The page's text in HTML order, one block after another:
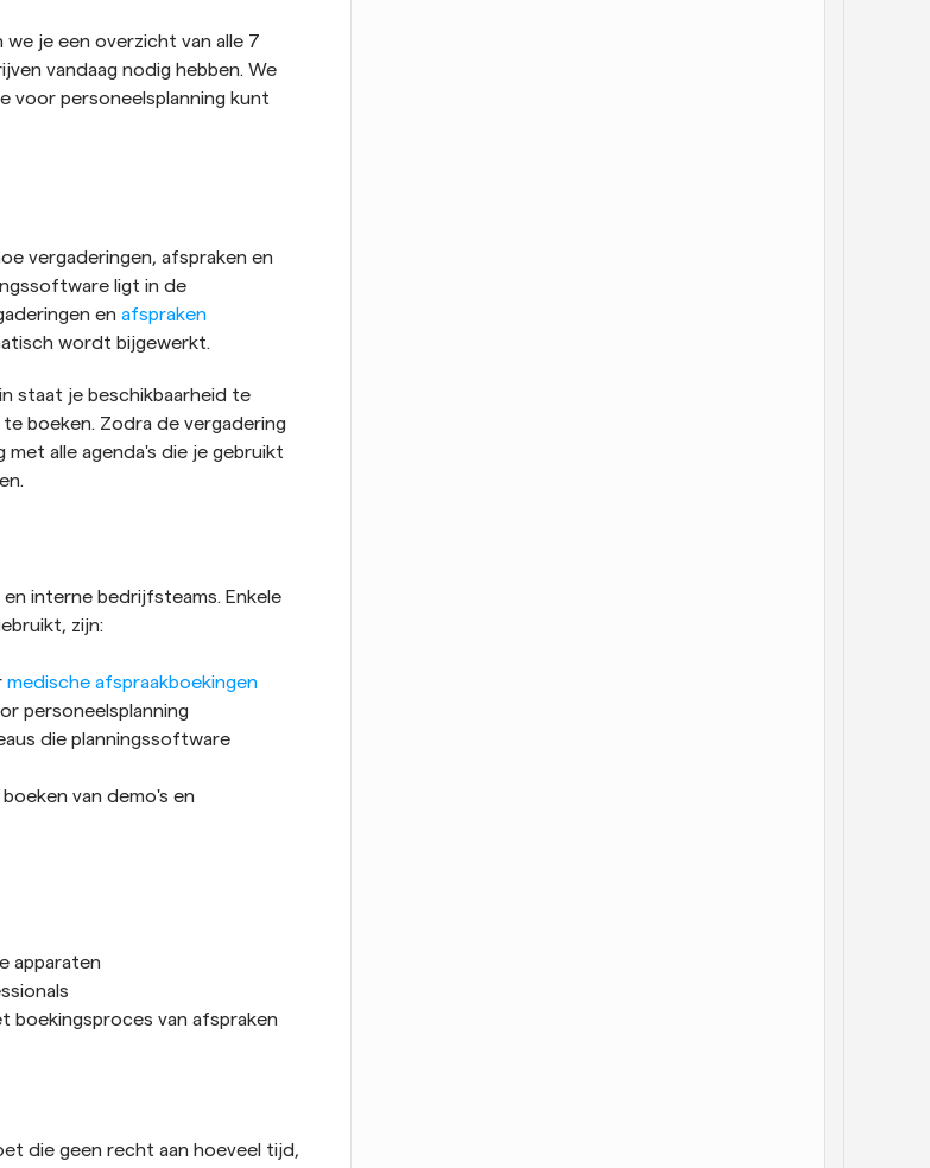
je een overzicht van alle 7
vandaag nodig hebben. We
voor personeelsplanning kunt
vergaderingen, afspraken en
ligt in de
en afspraken
wordt bijgewerkt.
staat je beschikbaarheid te
boeken. Zodra de vergadering
alle agenda's die je gebruikt
interne bedrijfsteams. Enkele
zijn:
medische afspraakboekingen
personeelsplanning
die planningssoftware
van demo's en
apparaten
boekingsproces van afspraken
die geen recht aan hoeveel tijd,